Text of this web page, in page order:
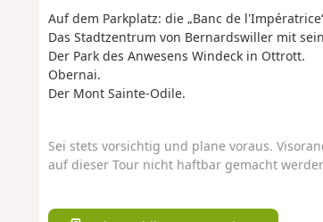
Auf dem Parkplatz: die „Banc de
Das Stadtzentrum von Bernardswiller mit
Der Park des Anwesens Windeck in Ottrott.
Obernai.
Der Mont Sainte-Odile.
Sei stets vorsichtig und plane voraus.
auf dieser Tour nicht haftbar gemacht